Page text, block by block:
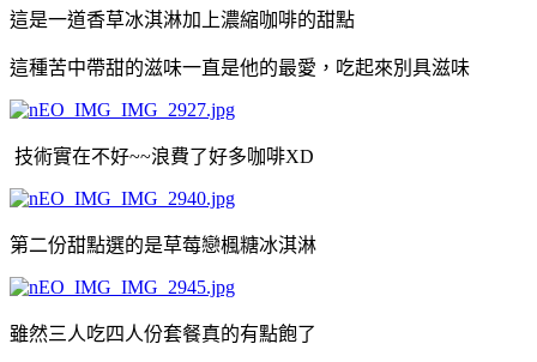
這是一道香草冰淇淋加上濃縮咖啡的甜點
這種苦中帶甜的滋味一直是他的最愛，吃起來別具滋味
技術實在不好~~浪費了好多咖啡XD
第二份甜點選的是草莓戀楓糖冰淇淋
雖然三人吃四人份套餐真的有點飽了